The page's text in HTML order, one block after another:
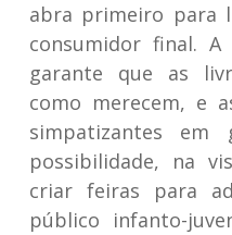
abra primeiro para
consumidor final.
garante que as
como merecem, e
simpatizantes em
possibilidade, na
criar feiras para
público infanto-